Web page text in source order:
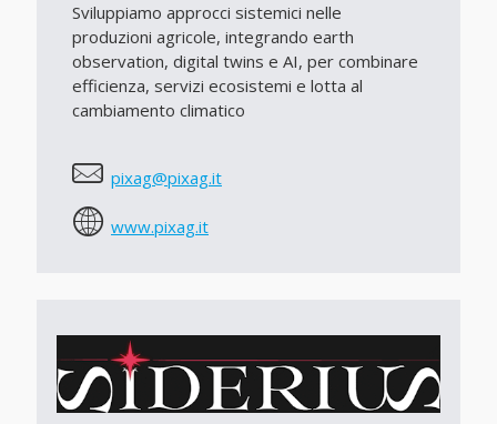
Sviluppiamo approcci sistemici nelle
produzioni agricole, integrando earth
observation, digital twins e AI, per combinare
efficienza, servizi ecosistemi e lotta al
cambiamento climatico
pixag@pixag.it
www.pixag.it